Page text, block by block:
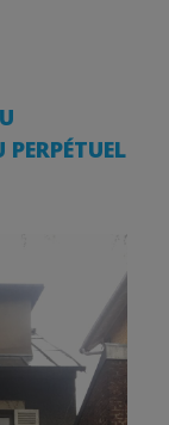
PERPÉTUEL